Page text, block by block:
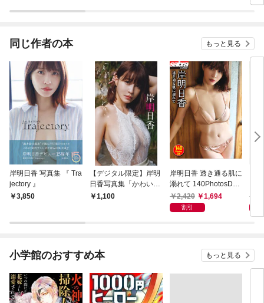
同じ作者の本 もっと見る
岸明日香 写真集 『 Tra
jectory 』
3,850
【デジタル限定】岸明
日香写真集「かわい
い、だけじゃ終われな
1,100
岸明日香 透き通る肌に
溺れて 140PhotosDX
[sabra net e-Book]
2,420 1,694
割引
小学館のおすすめ本 もっと見る